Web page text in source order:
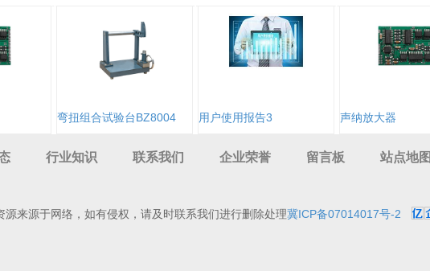
弯扭组合试验台BZ8004 用户使用报告3 声纳放大器
行业知识 联系我们 企业荣誉 留言板 站点地图
来源于网络，如有侵权，请及时联系我们进行删除处理冀ICP备07014017号-2